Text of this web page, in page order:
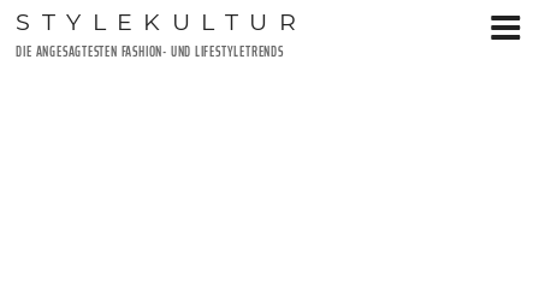
Zum
Inhalt
STYLEKULTUR
DIE ANGESAGTESTEN FASHION- UND LIFESTYLETRENDS